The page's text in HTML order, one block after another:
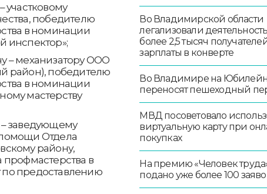
участковому
победителю
в номинации
инспектор»;
– механизатору ООО
район), победителю
в номинации
мастерству
заведующему
Отдела
району,
профмастерства в
предоставлению
Во Владимирской области
легализовали
более 2,5 тысяч
зарплаты в конверте
Во Владимире на
переносят пешеходный
МВД посоветовало
виртуальную карту при
покупках
На премию «Человек
подано уже более 100